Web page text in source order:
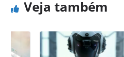
Veja também